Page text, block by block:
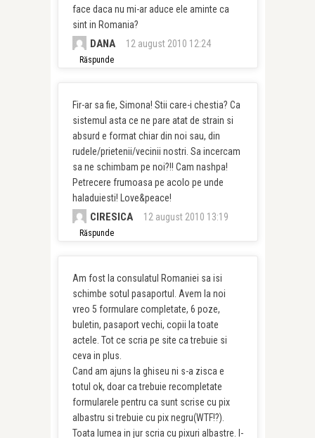
face daca nu mi-ar aduce ele aminte ca
sint in Romania?
DANA 12 august 2010 12:24
Răspunde
Fir-ar sa fie, Simona! Stii care-i chestia? Ca
sistemul asta ce ne pare atat de strain si
absurd e format chiar din noi sau, din
rudele/prietenii/vecinii nostri. Sa incercam
sa ne schimbam pe noi?!! Cam nashpa!
Petrecere frumoasa pe acolo pe unde
haladuiesti! Love&peace!
CIRESICA 12 august 2010 13:19
Răspunde
Am fost la consulatul Romaniei sa isi
schimbe sotul pasaportul. Avem la noi
vreo 5 formulare completate, 6 poze,
buletin, pasaport vechi, copii la toate
actele. Tot ce scria pe site ca trebuie si
ceva in plus.
Cand am ajuns la ghiseu ni s-a zisca e
totul ok, doar ca trebuie recompletate
formularele pentru ca sunt scrise cu pix
albastru si trebuie cu pix negru(WTF!?).
Toata lumea in jur scria cu pixuri albastre. I-